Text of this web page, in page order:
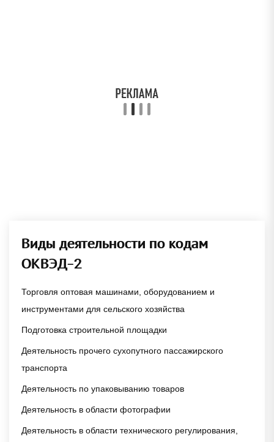
Виды деятельности по кодам
ОКВЭД-2
Торговля оптовая машинами, оборудованием и
инструментами для сельского хозяйства
Подготовка строительной площадки
Деятельность прочего сухопутного пассажирского
транспорта
Деятельность по упаковыванию товаров
Деятельность в области фотографии
Деятельность в области технического регулирования,